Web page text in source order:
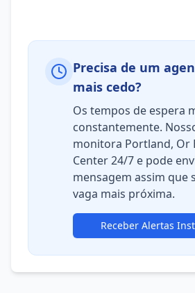
Precisa de um
mais cedo?
Os tempos de espera
constantemente.
monitora Portland, Or
Center 24/7 e pode
mensagem assim que
vaga mais próxima.
Receber Alertas